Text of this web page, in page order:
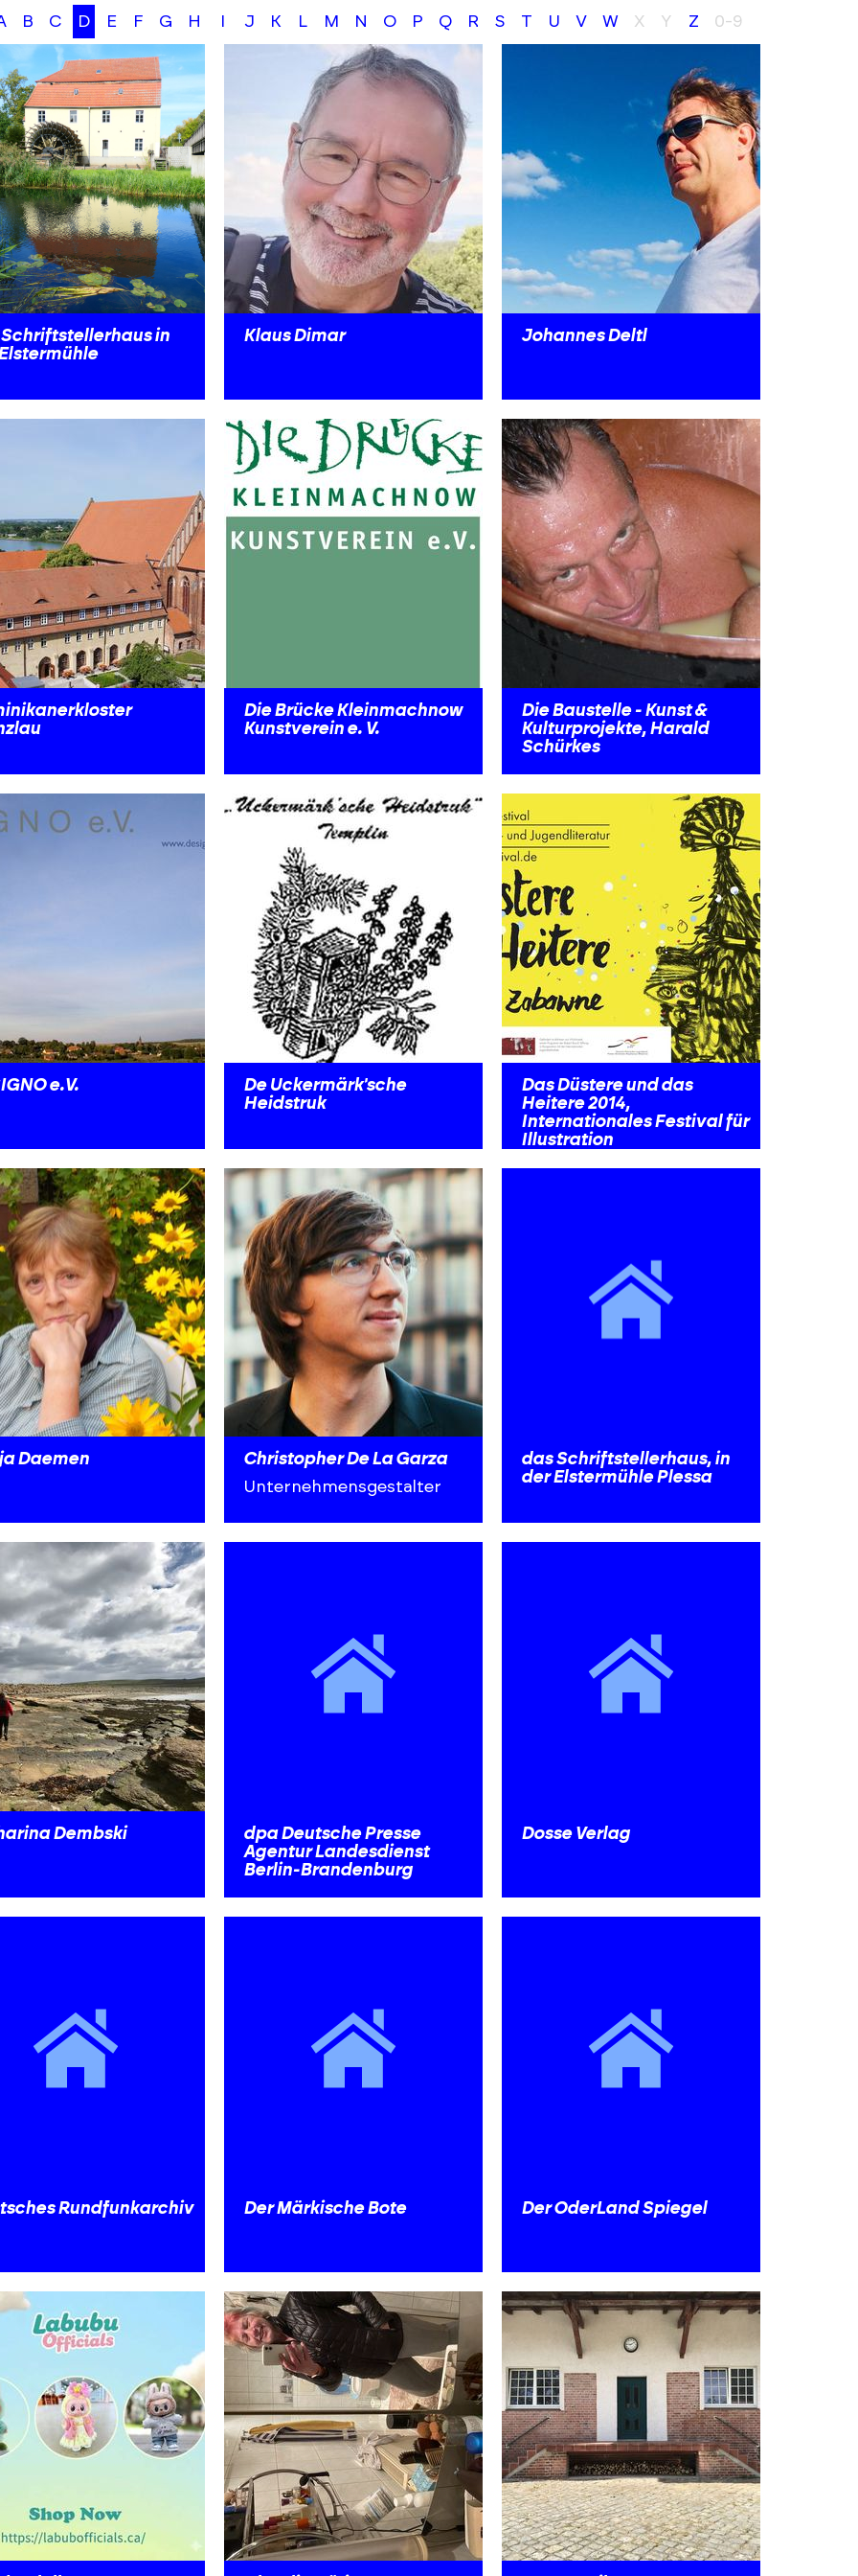
B C D E F G H J K L M N O P Q R S T U V W X Y Z 0-9
in
Klaus Dimar Johannes Deltl
Die Brücke Kleinmachnow
Kunstverein e. V.
Die Baustelle - Kunst &
Kulturprojekte, Harald
Schürkes
e.V.
De Uckermärk'sche
Heidstruk
Das Düstere und das
Heitere 2014,
Internationales Festival für
Illustration
Daemen
Christopher De La Garza
Unternehmensgestalter
das Schriftstellerhaus, in
der Elstermühle Plessa
Dembski
dpa Deutsche Presse
Agentur Landesdienst
Berlin-Brandenburg
Dosse Verlag
Rundfunkarchiv Der Märkische Bote Der OderLand Spiegel